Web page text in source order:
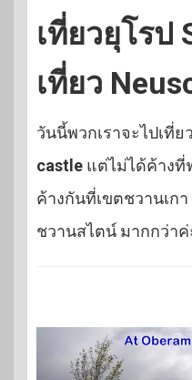
เที่ยวยุโรป
เที่ยว
วันนี้พวกเราจะไปเที่ยว
castle แต่ไม่ได้ค้างที่
ค้างกันที่เขตชวานเก
ชวานสไตน์ มากกว่าค่